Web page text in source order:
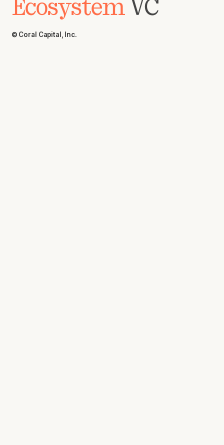
EcosystemVC
© Coral Capital, Inc.